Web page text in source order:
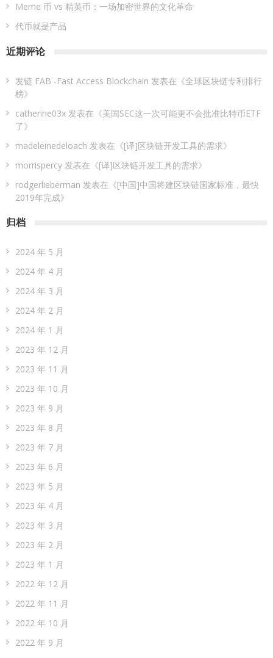
Meme 币 vs 精英币：一场加密世界的文化革命
代币就是产品
近期评论
发链 FAB -Fast Access Blockchain 发表在《全球区块链专利排行
榜》
catherine03x 发表在《美国SEC这一次可能更不会批准比特币ETF
了》
madeleinedeloach 发表在《[译]区块链开发工具的需求》
morrispercy 发表在《[译]区块链开发工具的需求》
rodgerlieberman 发表在《[中国]中国将建区块链国家标准，最快
2019年完成》
归档
2024 年 5 月
2024 年 4 月
2024 年 3 月
2024 年 2 月
2024 年 1 月
2023 年 12 月
2023 年 11 月
2023 年 10 月
2023 年 9 月
2023 年 8 月
2023 年 7 月
2023 年 6 月
2023 年 5 月
2023 年 4 月
2023 年 3 月
2023 年 2 月
2023 年 1 月
2022 年 12 月
2022 年 11 月
2022 年 10 月
2022 年 9 月